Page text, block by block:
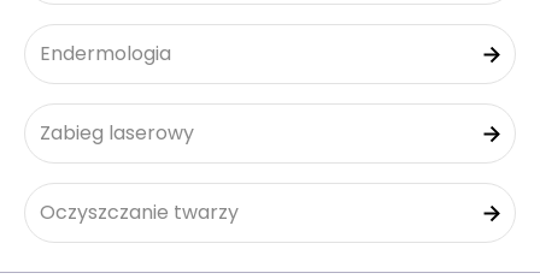
Endermologia
Zabieg laserowy
Oczyszczanie twarzy